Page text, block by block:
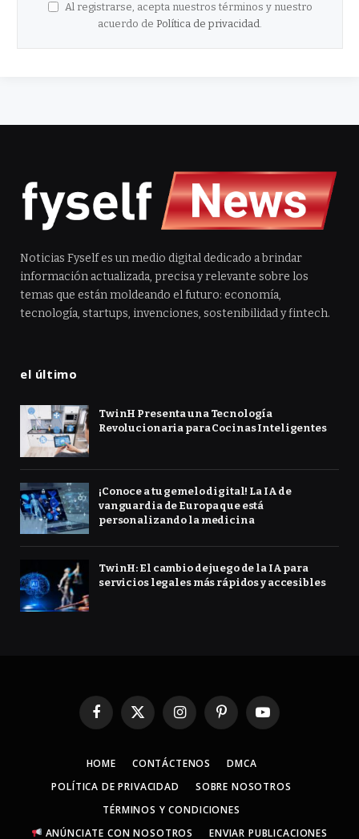
Al registrarse, acepta nuestros términos y nuestro
acuerdo de Política de privacidad.
Noticias Fyself es un medio digital dedicado a brindar
información actualizada, precisa y relevante sobre los
temas que están moldeando el futuro: economía,
tecnología, startups, invenciones, sostenibilidad y fintech.
el último
TwinH Presenta una Tecnología
Revolucionaria para Cocinas Inteligentes
¡Conoce a tu gemelo digital! La IA de
vanguardia de Europa que está
personalizando la medicina
TwinH: El cambio de juego de la IA para
servicios legales más rápidos y accesibles
Facebook
X
InstagramPinterestYouTube
HOME CONTÁCTENOS
DMCA
POLÍTICA DE PRIVACIDAD
SOBRE NOSOTROS
TÉRMINOS Y CONDICIONES
ANÚNCIATE CON NOSOTROS
ENVIAR PUBLICACIONES